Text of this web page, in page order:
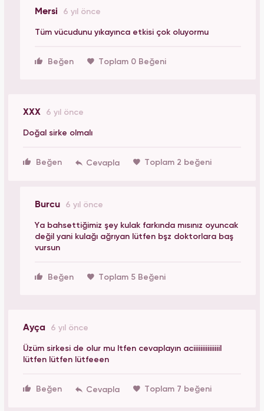
Mersi 6 yıl önce
Tüm vücudunu yıkayınca etkisi çok oluyormu
Beğen Toplam 0 Beğeni
XXX 6 yıl önce
Doğal sirke olmalı
Beğen Toplam 2 beğeni
Burcu 6 yıl önce
Ya bahsettiğimiz şey kulak farkında mısınız oyuncak
değil yani kulağı ağrıyan lütfen bşz doktorlara baş
vursun
Beğen Toplam 5 Beğeni
Ayça 6 yıl önce
Üzüm sirkesi de olur mu ltfen cevaplayın aciiiiiiiiiiiiiiil
lütfen lütfen lütfeeen
Beğen Toplam 7 beğeni